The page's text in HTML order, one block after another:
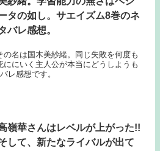
タの如し。サエイズム8巻のネ
バレ感想。
名は国木美紗緒。同じ失敗を何度も
にいく主人公が本当にどうしようも
レ感想です。
嶺華さんはレベルが上がった!!
して、新たなライバルが出て